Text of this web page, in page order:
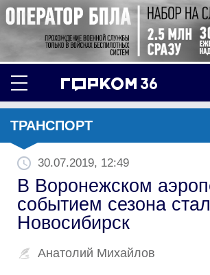
ТРАНСПОРТ
30.07.2019, 12:49
В Воронежском
событием сезона
Новосибирск
Анатолий Михайлов